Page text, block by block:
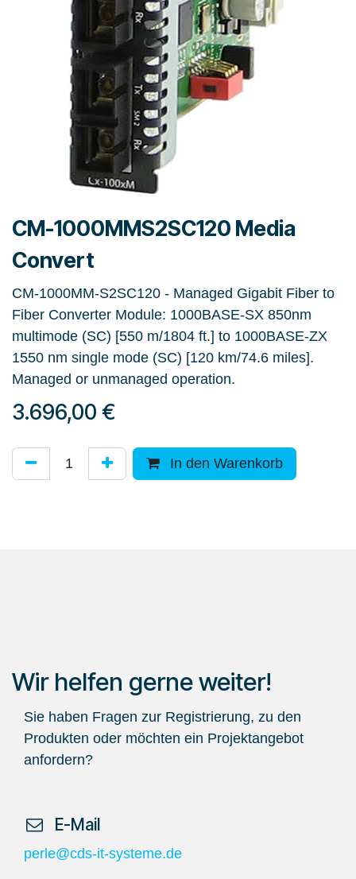
CM-1000MMS2SC120 Media
Convert
CM-1000MM-S2SC120 - Managed Gigabit Fiber to
Fiber Converter Module: 1000BASE-SX 850nm
multimode (SC) [550 m/1804 ft.] to 1000BASE-ZX
1550 nm single mode (SC) [120 km/74.6 miles].
Managed or unmanaged operation.
3.696,00 €
In den Warenkorb
Wir helfen gerne weiter!
Sie haben Fragen zur Registrierung, zu den
Produkten oder möchten ein Projektangebot
anfordern?
​ E-Mail
perle@cds-it-systeme.de